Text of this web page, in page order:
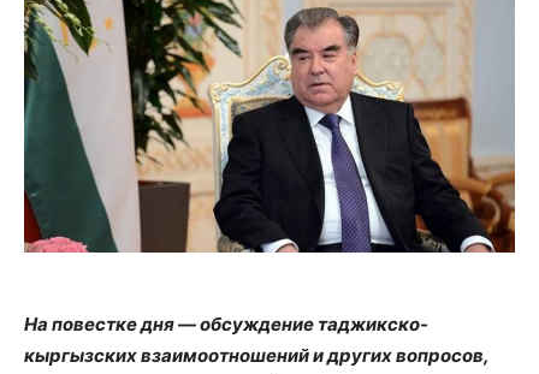
На повестке дня — обсуждение таджикско-
кыргызских взаимоотношений и других вопросов,